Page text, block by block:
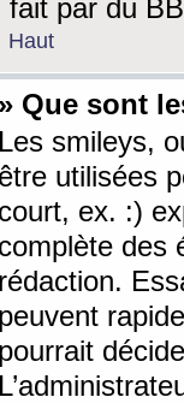
fait par du
Haut
» Que sont
Les smileys,
être utilisées
court, ex. :)
complète des
rédaction.
peuvent
pourrait